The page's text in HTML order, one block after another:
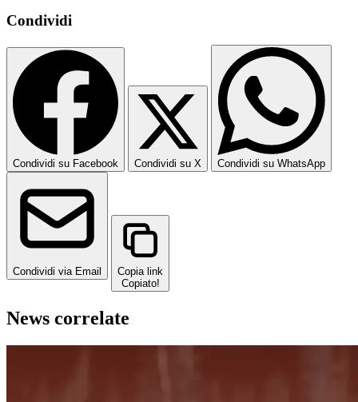
Condividi
Condividi su Facebook Condividi su X Condividi su WhatsApp
Condividi via Email
Copia link
Copiato!
News correlate